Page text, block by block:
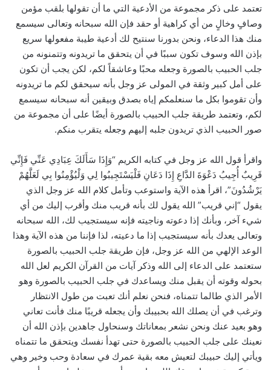
تعتمد على ذكر مجموعة من الأدعية التي ما أن تقولها بلقب مؤمن
وصافٍ وخالٍ من أي كراهية أو حقد فإن الله سبحانه وتعالى سيسمع
منك هذا الدعاء، ونحن بدورنا سنتيح لك أدعية طيبة مفعولها سريع
بإذن الله وسوف تكون سببًا في أن يتحقق ما تريدونه وتتمنونه من
جلب الحبيب بالصورة وجعله محبًا وعاشقاً لكم، لكن يجب أن تكون
على أمل كبير وثقة في المولى عز وجل بأنه سيحقق لكم ما تريدونه
وأن تقوموا بكل ما سنعلمكم إياه بصدق وبيقين أنه سبحانه سيسمع
لكم، وتعتمد طريقة جلب الحبيب بالصورة أيضًا على أن مجموعة من
صور الحبيب الذي تريدون جلبه إليهم وجعله يتقرب منكم.
واقرأ قول الله عز وجل في كتابه الكريم “وَإِذَا سَأَلَكَ عِبَادِي عَنِّي فَإِنِّي
قَرِيبٌ أُجِيبُ دَعْوَةَ الدَّاعِ إِذَا دَعَانِ فَلْيَسْتَجِيبُوا لِي وَلْيُؤْمِنُوا بِي لَعَلَّهُمْ
يَرْشُدُونَ”، اقرأ هذه الآية واستوعب وتأمل كلام الله عز وجل الذي
يقول “إني قريب” الله يقول لك بأنه قريب منك وأقرب إليك من أي
شيء آخر، وبأنك إذا دعوته وناجيته فإنه سيستجيب لك، الله سبحانه
وتعالى يعدك بأنه سيستجيب إذا ما دعيته، لذا فإننا من هذه الآية وهذا
الوعد الإلهي من الله عز وجل، فإن طريقة جلب الحبيب بالصورة
ستعتمد على الدعاء إلى الله وذكر آيات من القرآن الكريم لعل الله
بحوله وقوته أن يقبل منك ويساعدك في جلب الحبيب بالصورة وهو
الأمر الذي طالما تتمناه، فنحن نعلم أنك تعبت من طول الانتظار
وترغب في أن يصلك الله بحبيبك وأن يجعله قريبًا منك فأنت تعاني
وهو بعيد عنك ونحن نشعر بمعاناتك وسنحاول جاهدين بإذن الله أن
نعينك على جلب الحبيب بالصورة حتى تهدأ نفسك ويتحقق ما تتمناه
ويأتي إليك حبيبك لتعيش معه بقية عمرك في سعادة وحب وخير وهي